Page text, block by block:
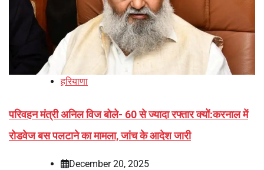
हरियाणा
परिवहन मंत्री अनिल विज बोले- 60 से ज्यादा रफ्तार क्यों:करनाल में
रोडवेज बस पलटाने का मामला, जांच के आदेश जारी
December 20, 2025